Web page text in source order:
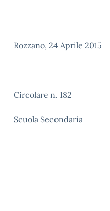
Rozzano, 24 Aprile 2015
Circolare n. 182
Scuola Secondaria